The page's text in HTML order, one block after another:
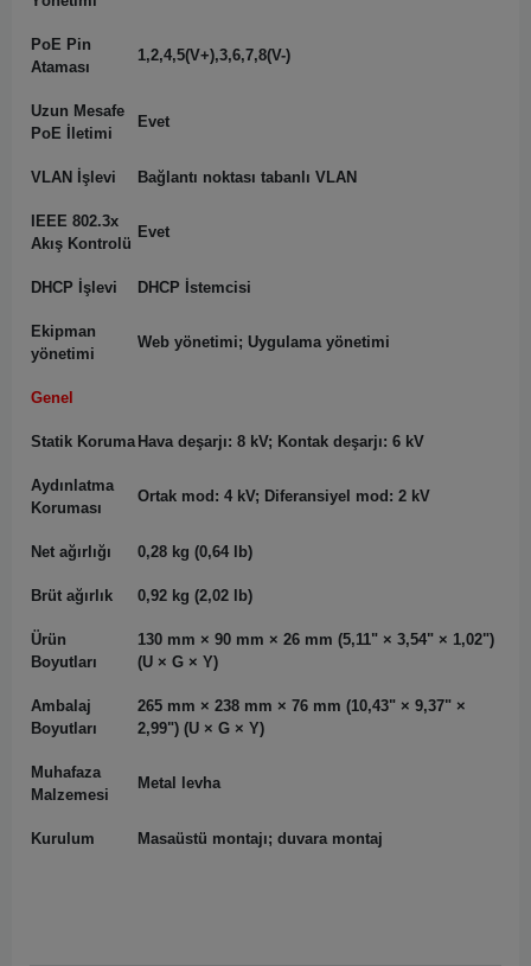
PoE Pin
Ataması
1,2,4,5(V+),3,6,7,8(V-)
Uzun Mesafe
PoE İletimi
Evet
VLAN İşlevi Bağlantı noktası tabanlı VLAN
IEEE 802.3x
Akış Kontrolü
Evet
DHCP İşlevi DHCP İstemcisi
Ekipman
yönetimi
Web yönetimi; Uygulama yönetimi
Genel
Statik Koruma Hava deşarjı: 8 kV; Kontak deşarjı: 6 kV
Aydınlatma
Koruması
Ortak mod: 4 kV; Diferansiyel mod: 2 kV
Net ağırlığı 0,28 kg (0,64 lb)
Brüt ağırlık 0,92 kg (2,02 lb)
Ürün
Boyutları
130 mm × 90 mm × 26 mm (5,11" × 3,54" × 1,02")
(U × G × Y)
Ambalaj
Boyutları
265 mm × 238 mm × 76 mm (10,43" × 9,37" ×
2,99") (U × G × Y)
Muhafaza
Malzemesi
Metal levha
Kurulum Masaüstü montajı; duvara montaj